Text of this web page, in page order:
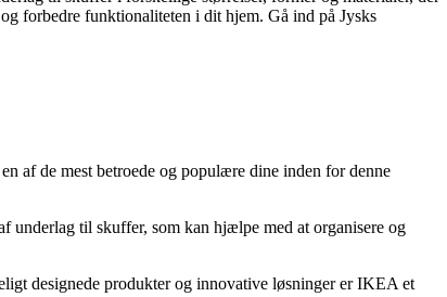
forbedre funktionaliteten i dit hjem. Gå ind på Jysks
af de mest betroede og populære dine inden for denne
underlag til skuffer, som kan hjælpe med at organisere og
designede produkter og innovative løsninger er IKEA et